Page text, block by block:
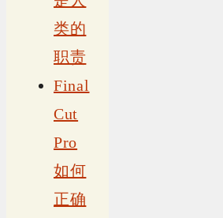
类的
职责
Final
Cut
Pro
如何
正确